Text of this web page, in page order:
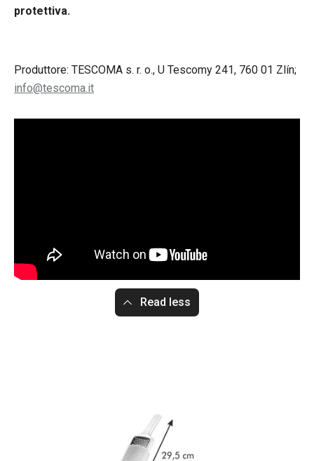
protettiva.
Produttore: TESCOMA s. r. o., U Tescomy 241, 760 01 Zlín;
info@tescoma.it
Read less